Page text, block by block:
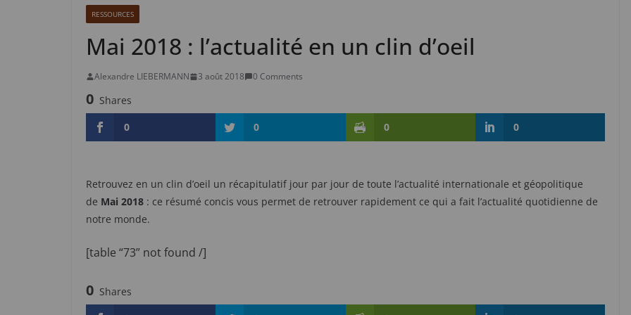
RESSOURCES
Mai 2018 : l’actualité en un clin d’oeil
Alexandre LIEBERMANN 3 août 2018 0 Comments
0 Shares
0
0 0 0
Retrouvez en un clin d’oeil un récapitulatif jour par jour de toute l’actualité internationale et géopolitique
de Mai 2018 : ce résumé concis vous permet de retrouver rapidement ce qui a fait l’actualité quotidienne de
notre monde.
[table “73” not found /]
0 Shares